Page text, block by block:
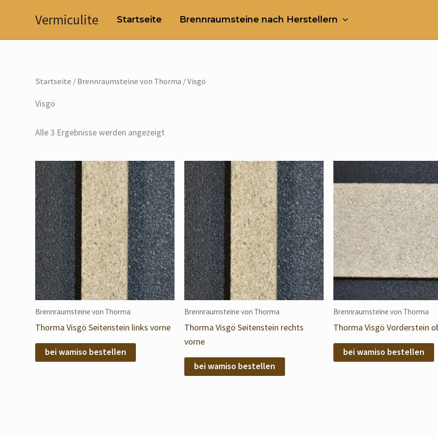
Vermiculite Startseite Brennraumsteine nach Herstellern
Startseite /Brennraumsteine von Thorma / Visgö
Visgö
Alle 3 Ergebnisse werden angezeigt
Brennraumsteine von Thorma
Thorma Visgö Seitenstein links vorne
bei wamiso bestellen
Brennraumsteine von Thorma
Thorma Visgö Seitenstein rechts
vorne
bei wamiso bestellen
Brennraumsteine von Thorma
Thorma Visgö Vorderstein
bei wamiso bestellen